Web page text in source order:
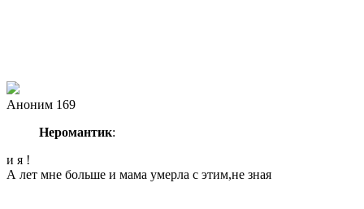
Аноним 169
Неромантик:
и я !
А лет мне больше и мама умерла с этим,не зная